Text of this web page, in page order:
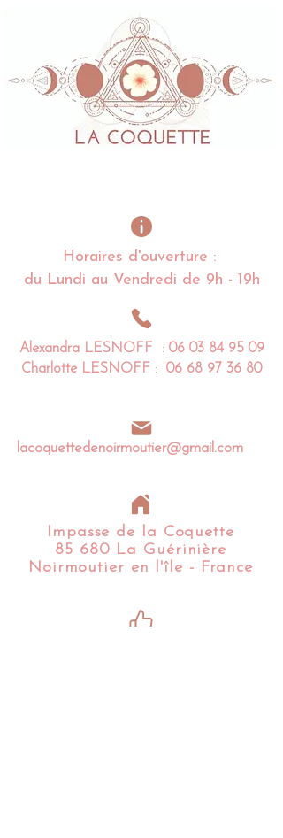
Horaires d'ouverture :
du Lundi au Vendredi de 9h - 19h
lacoquettedenoirmoutier@gmail.com
Impasse de la Coquette
85 680 La Guérinière
Noirmoutier en l'île - France​​
Alexandra LESNOFF : 06 03 84 95 09
Charlotte LESNOFF : 06 68 97 36 80